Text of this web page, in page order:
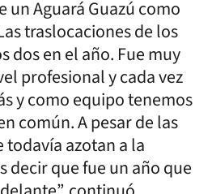
Aguará Guazú como
traslocaciones de los
dos en el año. Fue muy
profesional y cada vez
y como equipo tenemos
común. A pesar de las
azotan a la
decir que fue un año que